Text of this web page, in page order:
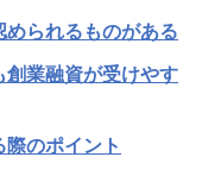
られるものがある
創業融資が受けやす
のポイント